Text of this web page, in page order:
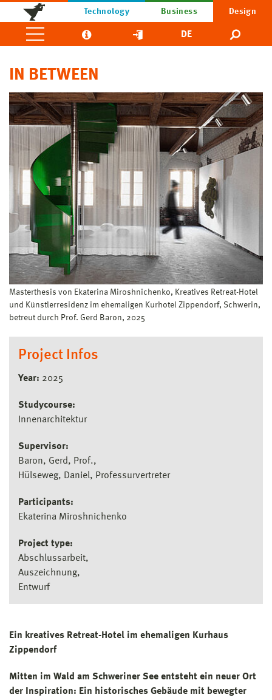
Technology Business Design
DE
IN BETWEEN
Masterthesis von Ekaterina Miroshnichenko, Kreatives Retreat-Hotel
und Künstlerresidenz im ehemaligen Kurhotel Zippendorf, Schwerin,
betreut durch Prof. Gerd Baron, 2025
Project Infos
Year: 2025
Studycourse:
Innenarchitektur
Supervisor:
Baron, Gerd, Prof.
Hülseweg, Daniel, Professurvertreter
Participants:
Ekaterina Miroshnichenko
Project type:
Abschlussarbeit
Auszeichnung
Entwurf
Ein kreatives Retreat-Hotel im ehemaligen Kurhaus
Zippendorf
Mitten im Wald am Schweriner See entsteht ein neuer Ort
der Inspiration: Ein historisches Gebäude mit bewegter